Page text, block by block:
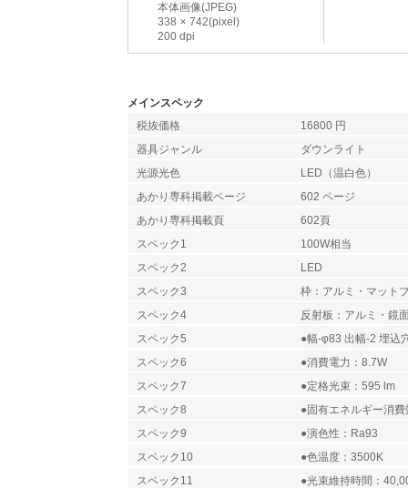
本体画像(JPEG)
338
742(pixel)
200 dpi
メインスペック
税抜価格
16800 円
器具ジャンル
ダウンライト
光源光色
LED（温白色）
あかり専科掲載ページ
602 ページ
あかり専科掲載頁
602頁
スペック1
100W相当
スペック2
LED
スペック3
枠：アルミ・マット
スペック4
反射板：アルミ・鏡
スペック5
●幅-φ83 出幅-2 埋込
スペック6
●消費電力：8.7W
スペック7
●定格光束：595 lm
スペック8
●固有エネルギー消
スペック9
●演色性：Ra93
スペック10
●色温度：3500K
スペック11
●光束維持時間：